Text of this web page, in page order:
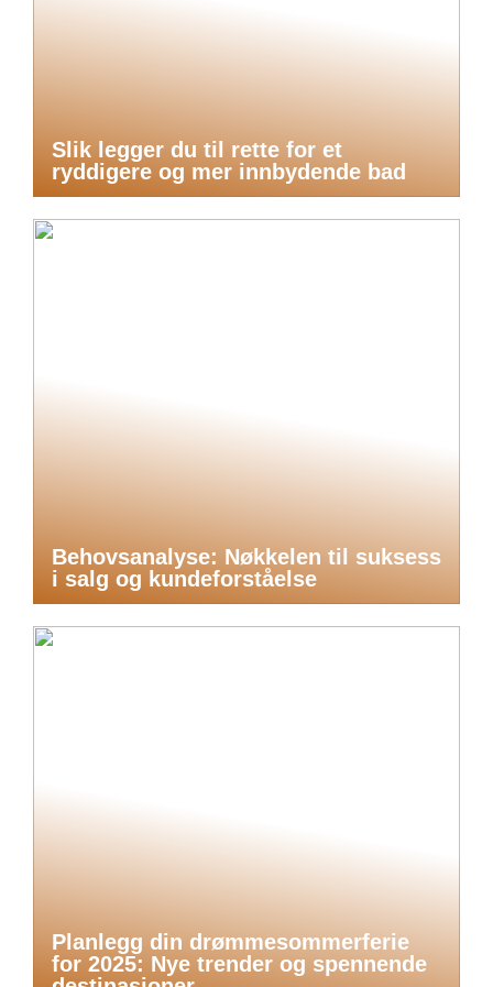
Slik legger du til rette for et
ryddigere og mer innbydende bad
Behovsanalyse: Nøkkelen til suksess
i salg og kundeforståelse
Planlegg din drømmesommerferie
for 2025: Nye trender og spennende